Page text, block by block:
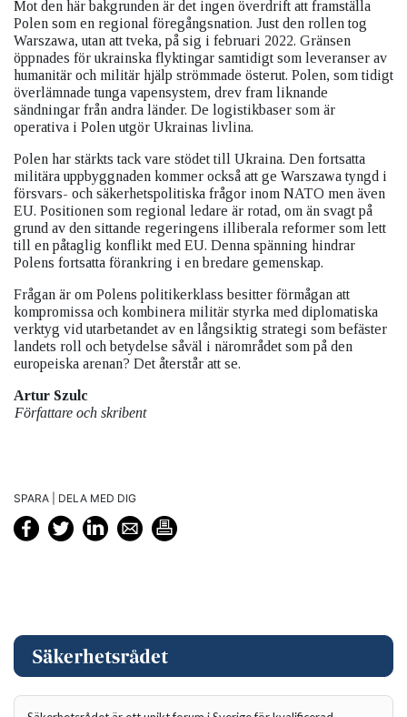
Mot den här bakgrunden är det ingen överdrift att framställa
Polen som en regional föregångsnation. Just den rollen tog
Warszawa, utan att tveka, på sig i februari 2022. Gränsen
öppnades för ukrainska flyktingar samtidigt som leveranser av
humanitär och militär hjälp strömmade österut. Polen, som tidigt
överlämnade tunga vapensystem, drev fram liknande
sändningar från andra länder. De logistikbaser som är
operativa i Polen utgör Ukrainas livlina.
Polen har stärkts tack vare stödet till Ukraina. Den fortsatta
militära uppbyggnaden kommer också att ge Warszawa tyngd i
försvars- och säkerhetspolitiska frågor inom NATO men även
EU. Positionen som regional ledare är rotad, om än svagt på
grund av den sittande regeringens illiberala reformer som lett
till en påtaglig konflikt med EU. Denna spänning hindrar
Polens fortsatta förankring i en bredare gemenskap.
Frågan är om Polens politikerklass besitter förmågan att
kompromissa och kombinera militär styrka med diplomatiska
verktyg vid utarbetandet av en långsiktig strategi som befäster
landets roll och betydelse såväl i närområdet som på den
europeiska arenan? Det återstår att se.
Artur Szulc
Författare och skribent
SPARA | DELA MED DIG